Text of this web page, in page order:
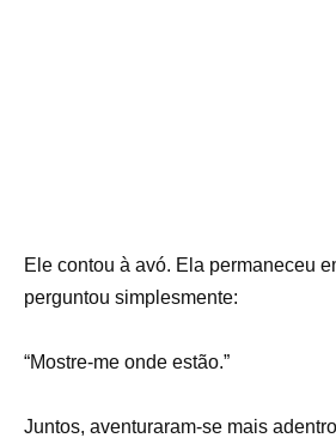
Ele contou à avó. Ela permaneceu
perguntou simplesmente:
“Mostre-me onde estão.”
Juntos, aventuraram-se mais